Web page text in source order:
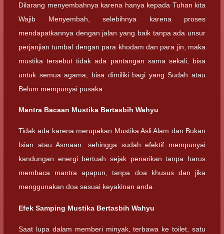
Dilarang menyembahnya karena hanya kepada Tuhan kita
Wajib Menyembah, selebihnya karena proses
mendapatkannya dengan jalan yang baik tanpa ada unsur
perjanjian tumbal dengan para khodam dan para jin, maka
mustika tersebut tidak ada pantangan sama sekali, bisa
untuk semua agama, bisa dimiliki bagi yang Sudah atau
Belum mempunyai pusaka.
Mantra Bacaan Mustika Bertasbih Wahyu
Tidak ada karena merupakan Mustika Asli Alam dan Bukan
Isian atau Asmaan. sehingga sudah efektif mempunyai
kandungan energi bertuah sejak penarikan tanpa harus
membaca mantra apapun, tanpa doa khusus dan jika
menggunakan doa sesuai keyakinan anda.
Efek Samping Mustika Bertasbih Wahyu
Saat lupa dalam memberi minyak, terbawa ke toilet, satu